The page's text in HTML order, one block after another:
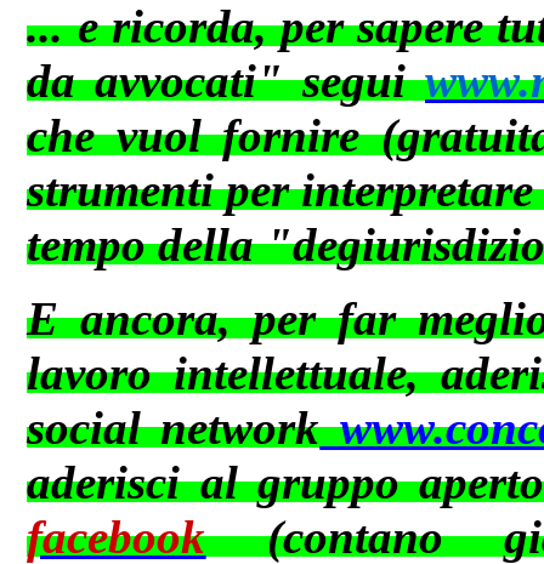
... e ricorda, per sapere
da avvocati" segui
che vuol fornire
strumenti per
tempo della
E ancora, per far
lavoro intellettuale,
social network
aderisci al gruppo
facebook(contano